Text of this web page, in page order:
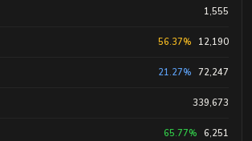
1,555
56.37% 12,190
21.27% 72,247
339,673
65.77% 6,251